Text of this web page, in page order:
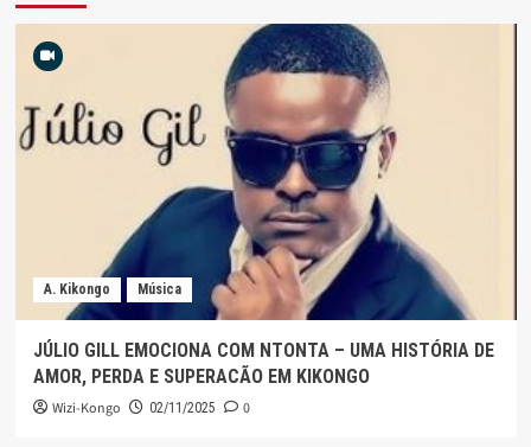
A. Kikongo Música
JÚLIO GILL EMOCIONA COM NTONTA – UMA HISTÓRIA DE
AMOR, PERDA E SUPERACÃO EM KIKONGO
Wizi-Kongo 02/11/2025 0